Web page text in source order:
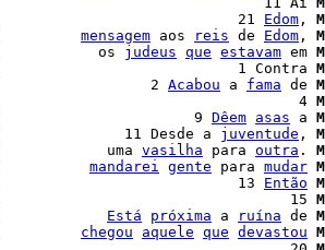
|                           21 Edom ,
mensagem aos reis de Edom ,
|           os judeus que estavam em
|                           1 Contra
|                 2 Acabou a fama de
|                                  4
|                      9 Dêem asas a
|              11 Desde a juventude ,
|            uma vasilha para outra .
mandarei gente para mudar
|                           13 Então
|                                 15
Está próxima a ruína de
chegou aquele que devastou